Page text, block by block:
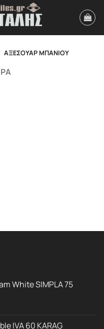
ΑΞΕΣΟΥΑΡ ΜΠΑΝΙΟΥ
White SIMPLA 75
IVA 60 KARAG